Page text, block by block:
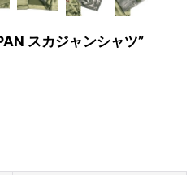
スカジャンシャツ”